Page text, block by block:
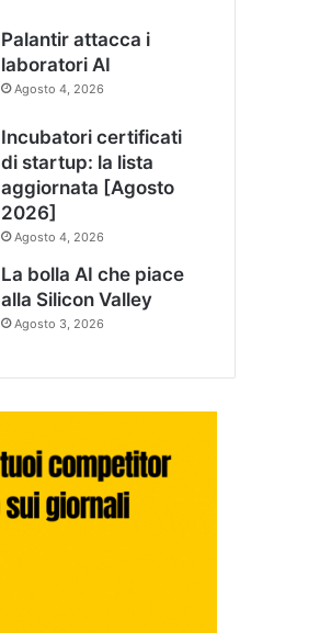
Palantir attacca i
laboratori AI
Agosto 4, 2026
Incubatori certificati
di startup: la lista
aggiornata [Agosto
2026]
Agosto 4, 2026
La bolla AI che piace
alla Silicon Valley
Agosto 3, 2026